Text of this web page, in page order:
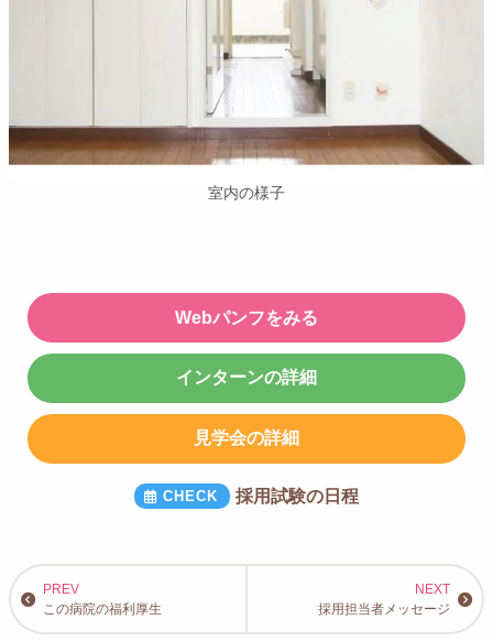
室内の様子
Webパンフをみる
インターンの詳細
見学会の詳細
採用試験の日程
この病院の福利厚生 採用担当者メッセージ